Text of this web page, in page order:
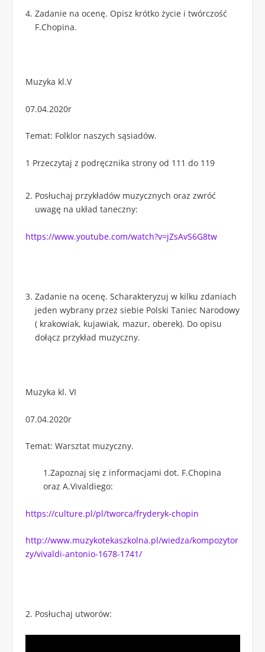
Zadanie na ocenę. Opisz krótko życie i twórczość
F.Chopina.
Muzyka kl.V
07.04.2020r
Temat: Folklor naszych sąsiadów.
1 Przeczytaj z podręcznika strony od 111 do 119
Posłuchaj przykładów muzycznych oraz zwróć
uwagę na układ taneczny:
https://www.youtube.com/watch?v=jZsAvS6G8tw
Zadanie na ocenę. Scharakteryzuj w kilku zdaniach
jeden wybrany przez siebie Polski Taniec Narodowy
( krakowiak, kujawiak, mazur, oberek). Do opisu
dołącz przykład muzyczny.
Muzyka kl. VI
07.04.2020r
Temat: Warsztat muzyczny.
1.Zapoznaj się z informacjami dot. F.Chopina
oraz A.Vivaldiego:
https://culture.pl/pl/tworca/fryderyk-chopin
http://www.muzykotekaszkolna.pl/wiedza/kompozytor
zy/vivaldi-antonio-1678-1741/
Posłuchaj utworów: